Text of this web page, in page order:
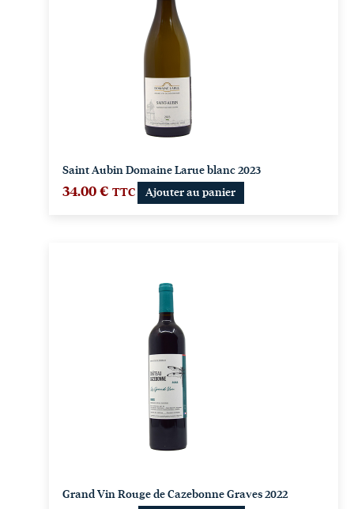
Saint Aubin Domaine Larue blanc 2023
34.00 € TTC Ajouter au panier
Grand Vin Rouge de Cazebonne Graves 2022